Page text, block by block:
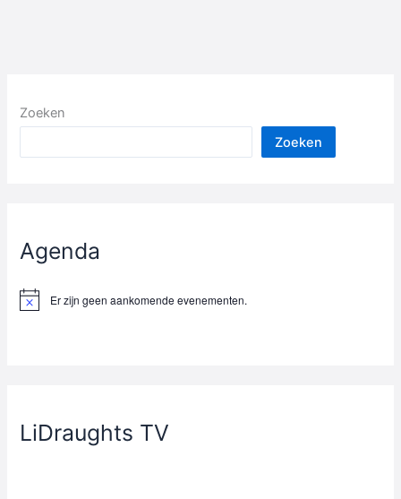
Zoeken
Zoeken
Agenda
B
Er zijn geen aankomende evenementen.
LiDraughts TV